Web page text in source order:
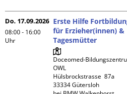
Do. 17.09.2026
08:00 - 16:00
Uhr
Erste Hilfe
für Erzieher(innen) &
Tagesmütter
Doceomed-
OWL
Hülsbrockstrasse  87a
33334 Gütersloh